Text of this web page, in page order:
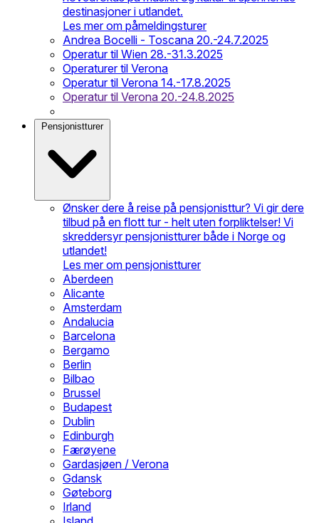
destinasjoner i utlandet.
Les mer om påmeldingsturer
Andrea Bocelli - Toscana 20.-24.7.2025
Operatur til Wien 28.-31.3.2025
Operaturer til Verona
Operatur til Verona 14.-17.8.2025
Operatur til Verona 20.-24.8.2025
Pensjonistturer
Ønsker dere å reise på pensjonisttur? Vi gir dere
tilbud på en flott tur - helt uten forpliktelser! Vi
skreddersyr pensjonistturer både i Norge og
utlandet!
Les mer om pensjonistturer
Aberdeen
Alicante
Amsterdam
Andalucia
Barcelona
Bergamo
Berlin
Bilbao
Brussel
Budapest
Dublin
Edinburgh
Færøyene
Gardasjøen / Verona
Gdansk
Gøteborg
Irland